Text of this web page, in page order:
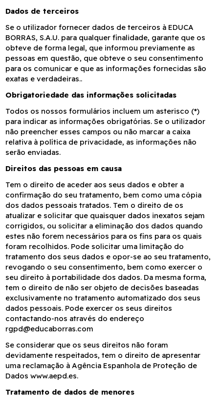
Dados de terceiros
Se o utilizador fornecer dados de terceiros à EDUCA
BORRAS, S.A.U. para qualquer finalidade, garante que os
obteve de forma legal, que informou previamente as
pessoas em questão, que obteve o seu consentimento
para os comunicar e que as informações fornecidas são
exatas e verdadeiras..
Obrigatoriedade das informações solicitadas
Todos os nossos formulários incluem um asterisco (*)
para indicar as informações obrigatórias. Se o utilizador
não preencher esses campos ou não marcar a caixa
relativa à política de privacidade, as informações não
serão enviadas.
Direitos das pessoas em causa
Tem o direito de aceder aos seus dados e obter a
confirmação do seu tratamento, bem como uma cópia
dos dados pessoais tratados. Tem o direito de os
atualizar e solicitar que quaisquer dados inexatos sejam
corrigidos, ou solicitar a eliminação dos dados quando
estes não forem necessários para os fins para os quais
foram recolhidos. Pode solicitar uma limitação do
tratamento dos seus dados e opor-se ao seu tratamento,
revogando o seu consentimento, bem como exercer o
seu direito à portabilidade dos dados. Da mesma forma,
tem o direito de não ser objeto de decisões baseadas
exclusivamente no tratamento automatizado dos seus
dados pessoais. Pode exercer os seus direitos
contactando-nos através do endereço
rgpd@educaborras.com
Se considerar que os seus direitos não foram
devidamente respeitados, tem o direito de apresentar
uma reclamação à Agência Espanhola de Proteção de
Dados www.aepd.es.
Tratamento de dados de menores